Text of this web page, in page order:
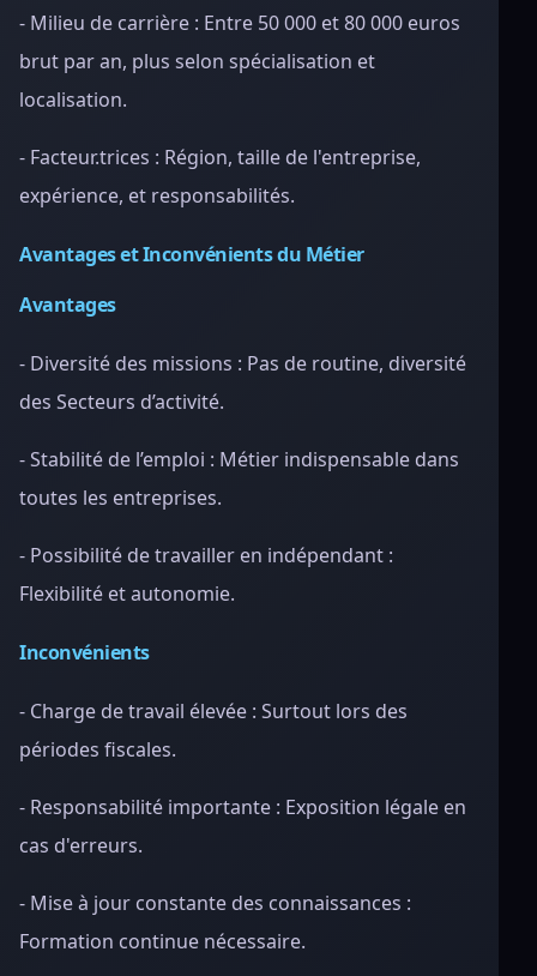
- Milieu de carrière : Entre 50 000 et 80 000 euros
brut par an, plus selon spécialisation et
localisation.
- Facteur.trices : Région, taille de l'entreprise,
expérience, et responsabilités.
Avantages et Inconvénients du Métier
Avantages
- Diversité des missions : Pas de routine, diversité
des Secteurs d’activité.
- Stabilité de l’emploi : Métier indispensable dans
toutes les entreprises.
- Possibilité de travailler en indépendant :
Flexibilité et autonomie.
Inconvénients
- Charge de travail élevée : Surtout lors des
périodes fiscales.
- Responsabilité importante : Exposition légale en
cas d'erreurs.
- Mise à jour constante des connaissances :
Formation continue nécessaire.